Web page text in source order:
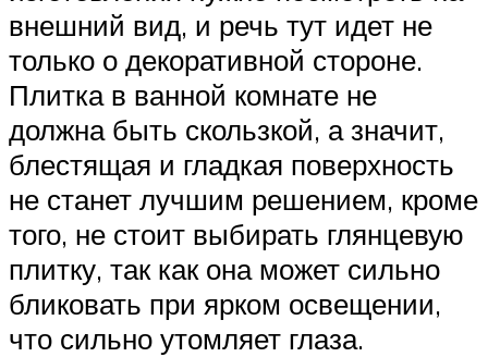
внешний вид, и речь тут идет не
только о декоративной стороне.
Плитка в ванной комнате не
должна быть скользкой, а значит,
блестящая и гладкая поверхность
не станет лучшим решением, кроме
того, не стоит выбирать глянцевую
плитку, так как она может сильно
бликовать при ярком освещении,
что сильно утомляет глаза.